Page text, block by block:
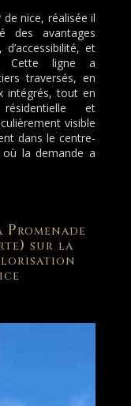
nice, réalisée il
des avantages
et
Cette ligne a
traversés, en
intégrés, tout en
et
visible
dans le centre-
la demande a
sur la